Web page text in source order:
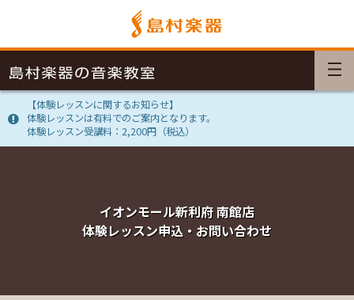
【体験レッスンに関するお知らせ】
体験レッスンは有料でのご案内となります。
体験レッスン受講料：2,200円（税込）
イオンモール新利府 南館店
体験レッスン申込・お問い合わせ